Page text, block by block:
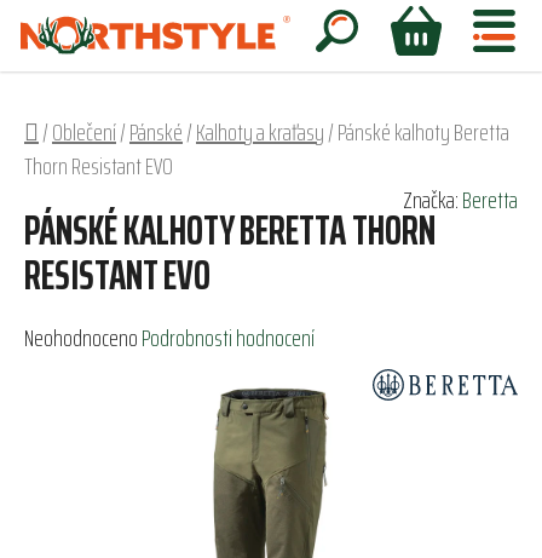
Přejít
obsah
Hledat
NÁKUPNÍ
Domů
/Oblečení/Pánské/Kalhoty a kraťasy/Pánské kalhoty Beretta
Thorn Resistant EVO
PÁNSKÉ KALHOTY BERETTA THORN
RESISTANT EVO
Průměrné
NeohodnocenoPodrobnosti hodnocení
Značka:Beretta